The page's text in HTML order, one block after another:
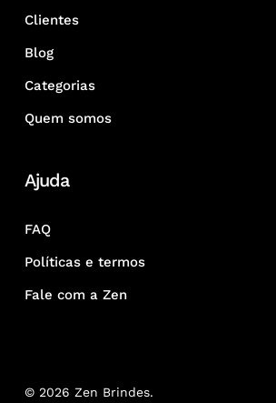
Clientes
Blog
Categorias
Quem somos
Ajuda
FAQ
Políticas e termos
Fale com a Zen
© 2026 Zen Brindes.